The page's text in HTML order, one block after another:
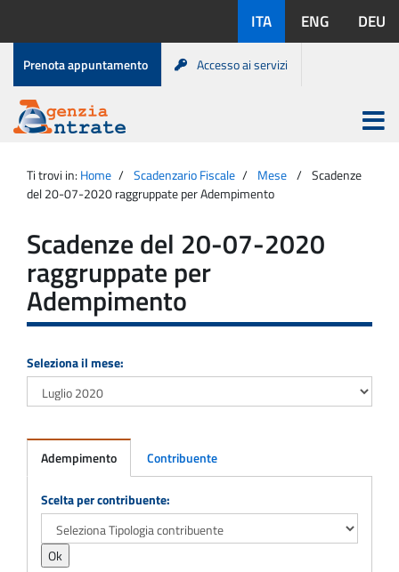
contenuto
disponibili:
ITA ENG DEU
Menu
di
servizio
Prenota appuntamento Accesso ai servizi
Agenzia
Entrate
Apri
menu
principale
Ti trovi in: Home Scadenzario Fiscale Mese
Scadenze
del 20-07-2020 raggruppate per Adempimento
Scadenze del 20-07-2020
raggruppate per
Adempimento
Seleziona il mese:
Adempimento Contribuente
Adempimento
Scelta per contribuente: